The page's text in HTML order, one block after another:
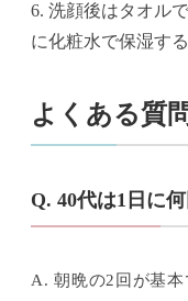
6. 洗顔後はタオル
に化粧水で保湿する
よくある質
Q. 40代は1日に
A. 朝晩の2回が基